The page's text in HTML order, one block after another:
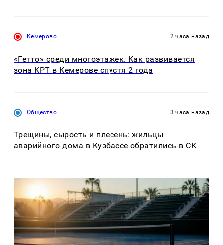
Кемерово 2 часа назад
«Гетто» среди многоэтажек. Как развивается
зона КРТ в Кемерове спустя 2 года
Общество 3 часа назад
Трещины, сырость и плесень: жильцы
аварийного дома в Кузбассе обратились в СК